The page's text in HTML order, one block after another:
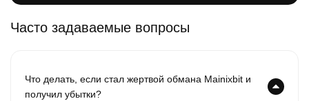
Часто задаваемые вопросы
Что делать, если стал жертвой обмана Mainixbit и
получил убытки?